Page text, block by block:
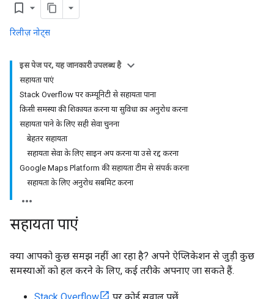
bookmark_border
रिलीज़ नोट्स
इस पेज पर, यह जानकारी उपलब्ध है
सहायता पाएं
Stack Overflow पर कम्यूनिटी से सहायता पाना
किसी समस्या की शिकायत करना या सुविधा का अनुरोध करना
सहायता पाने के लिए सही सेवा चुनना
बेहतर सहायता
सहायता सेवा के लिए साइन अप करना या उसे रद्द करना
Google Maps Platform की सहायता टीम से संपर्क करना
सहायता के लिए अनुरोध सबमिट करना
सहायता पाएं
क्या आपको कुछ समझ नहीं आ रहा है? अपने ऐप्लिकेशन से जुड़ी कुछ
समस्याओं को हल करने के लिए, कई तरीके अपनाए जा सकते हैं.